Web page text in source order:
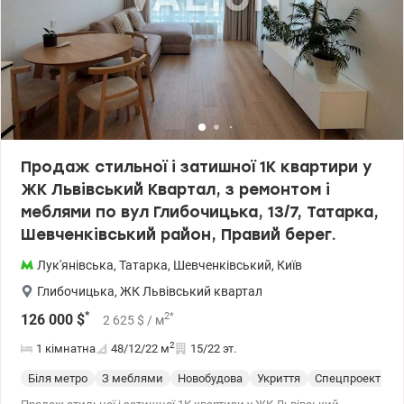
Продаж стильної і затишної 1К квартири у
ЖК Львівський Квартал, з ремонтом і
меблями по вул Глибочицька, 13/7, Татарка,
Шевченківський район, Правий берег.
Лук'янівська, Татарка, Шевченківський, Київ
Глибочицька, ЖК Львівський квартал
126 000 $* 2 625 $ / м2*
1 кімнатна 48/12/22 м2 15/22 эт.
Біля метро З меблями Новобудова Укриття Спецпроект